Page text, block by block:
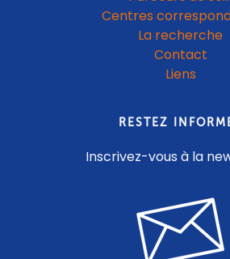
Centres
La recherche
Contact
Liens
RESTEZ
Inscrivez-vous à la